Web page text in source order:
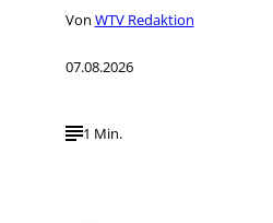
Von WTV Redaktion
07.08.2026
1 Min.